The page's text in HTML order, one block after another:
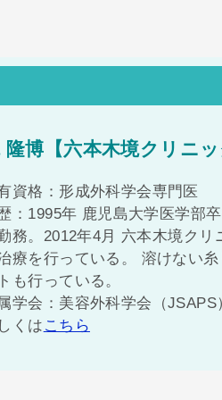
隆博【六本木境クリニッ
資格：形成外科学会専門医
：1995年 鹿児島大学医学部
務。2012年4月 六本木境ク
療を行っている。 溶けない
も行っている。
学会：美容外科学会（JSAPS
くは こちら